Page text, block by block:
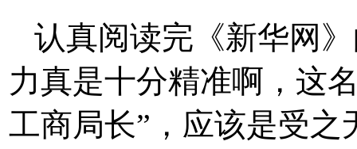
认真阅读完《新华网
力真是十分精准啊，这
工商局长”，应该是受